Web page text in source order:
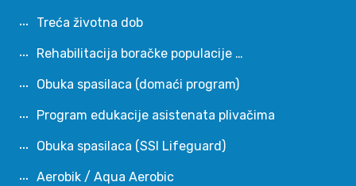
Treća životna dob
Rehabilitacija boračke populacije …
Obuka spasilaca (domaći program)
Program edukacije asistenata plivačima
Obuka spasilaca (SSI Lifeguard)
Aerobik / Aqua Aerobic